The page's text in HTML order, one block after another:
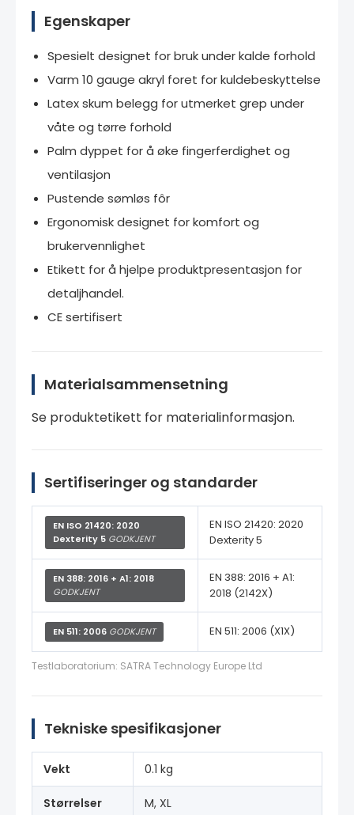
Egenskaper
Spesielt designet for bruk under kalde forhold
Varm 10 gauge akryl foret for kuldebeskyttelse
Latex skum belegg for utmerket grep under
våte og tørre forhold
Palm dyppet for å øke fingerferdighet og
ventilasjon
Pustende sømløs fôr
Ergonomisk designet for komfort og
brukervennlighet
Etikett for å hjelpe produktpresentasjon for
detaljhandel.
CE sertifisert
Materialsammensetning
Se produktetikett for materialinformasjon.
Sertifiseringer og standarder
EN ISO 21420: 2020
Dexterity 5 GODKJENT
EN ISO 21420: 2020
Dexterity 5
EN 388: 2016 + A1: 2018
GODKJENT
EN 388: 2016 + A1:
2018 (2142X)
EN 511: 2006 GODKJENT EN 511: 2006 (X1X)
Testlaboratorium: SATRA Technology Europe Ltd
Tekniske spesifikasjoner
Vekt 0.1 kg
Størrelser M, XL